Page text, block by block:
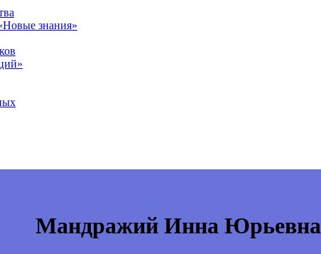
знания»
Мандражий Инна Юрьевна